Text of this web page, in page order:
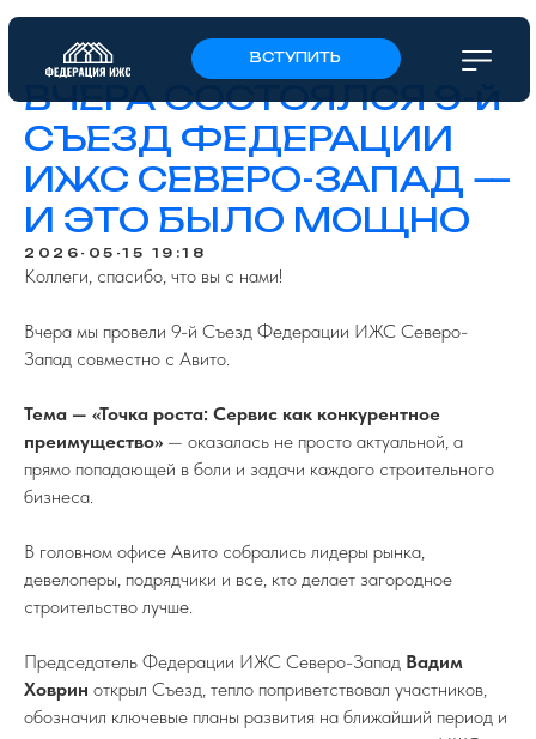
ВСТУПИТЬ
ВЧЕРА СОСТОЯЛСЯ 9-й
СЪЕЗД ФЕДЕРАЦИИ
ИЖС СЕВЕРО-ЗАПАД —
И ЭТО БЫЛО МОЩНО
2026-05-15 19:18
Коллеги, спасибо, что вы с нами!
Вчера мы провели 9-й Съезд Федерации ИЖС Северо-
Запад совместно с Авито.
Тема — «Точка роста: Сервис как конкурентное
преимущество» — оказалась не просто актуальной, а
прямо попадающей в боли и задачи каждого строительного
бизнеса.
В головном офисе Авито собрались лидеры рынка,
девелоперы, подрядчики и все, кто делает загородное
строительство лучше.
Председатель Федерации ИЖС Северо-Запад Вадим
Ховрин открыл Съезд, тепло поприветствовал участников,
обозначил ключевые планы развития на ближайший период и